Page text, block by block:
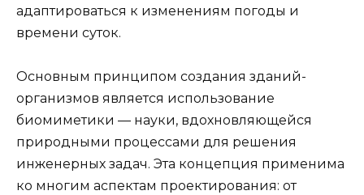
адаптироваться к изменениям погоды и
времени суток.
Основным принципом создания зданий-
организмов является использование
биомиметики — науки, вдохновляющейся
природными процессами для решения
инженерных задач. Эта концепция применима
ко многим аспектам проектирования: от